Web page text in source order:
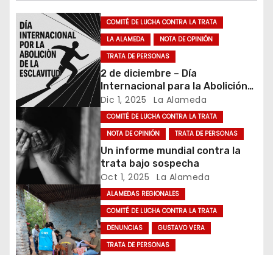
ó
n
d
e
e
n
t
r
a
d
COMITÉ DE LUCHA CONTRA LA TRATA
LA ALAMEDA
NOTA DE OPINIÓN
TRATA DE PERSONAS
2 de diciembre – Día
Internacional para la Abolición
de la Esclavitud
Dic 1, 2025 La Alameda
COMITÉ DE LUCHA CONTRA LA TRATA
NOTA DE OPINIÓN
TRATA DE PERSONAS
Un informe mundial contra la
trata bajo sospecha
Oct 1, 2025 La Alameda
ALAMEDAS REGIONALES
COMITÉ DE LUCHA CONTRA LA TRATA
DENUNCIAS
GUSTAVO VERA
TRATA DE PERSONAS